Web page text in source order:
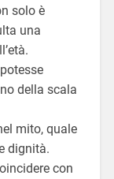
solo è
una
della scala
mito, quale
dignità.
con